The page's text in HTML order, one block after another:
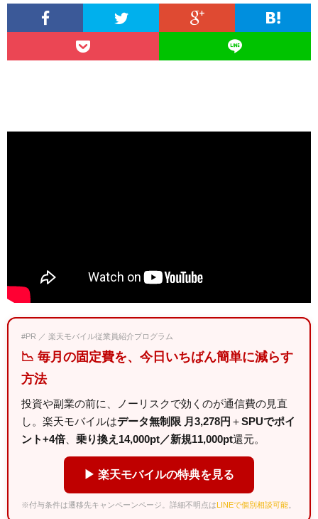
#PR ／ 楽天モバイル従業員紹介プログラム
📉 毎月の固定費を、今日いちばん簡単に減らす
方法
投資や副業の前に、ノーリスクで効くのが通信費の見直
し。楽天モバイルはデータ無制限 月3,278円 ＋SPUでポイ
ント+4倍
乗り換え14,000pt／新規11,000pt還元。
▶ 楽天モバイルの特典を見る
※付与条件は遷移先キャンペーンページ。詳細不明点はLINEで個別相談可能